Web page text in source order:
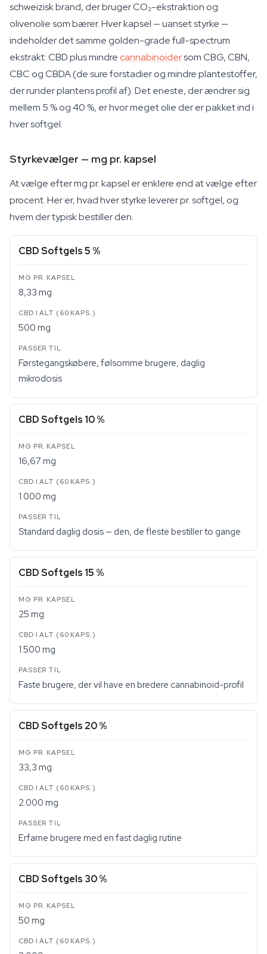
schweizisk brand, der bruger CO₂-ekstraktion og
olivenolie som bærer. Hver kapsel — uanset styrke —
indeholder det samme golden-grade full-spectrum
ekstrakt: CBD plus mindrecannabinoidersom CBG, CBN,
CBC og CBDA (de sure forstadier og mindre plantestoffer,
der runder plantens profil af). Det eneste, der ændrer sig
mellem 5 % og 40 %, er hvor meget olie der er pakket ind i
hver softgel.
Styrkevælger — mg pr. kapsel
At vælge efter mg pr. kapsel er enklere end at vælge efter
procent. Her er, hvad hver styrke leverer pr. softgel, og
hvem der typisk bestiller den.
CBD Softgels 5 %
8,33 mg
500 mg
Førstegangskøbere, følsomme brugere, daglig
mikrodosis
CBD Softgels 10 %
16,67 mg
1.000 mg
Standard daglig dosis — den, de fleste bestiller to gange
CBD Softgels 15 %
25 mg
1.500 mg
Faste brugere, der vil have en bredere cannabinoid-profil
CBD Softgels 20 %
33,3 mg
2.000 mg
Erfarne brugere med en fast daglig rutine
CBD Softgels 30 %
50 mg